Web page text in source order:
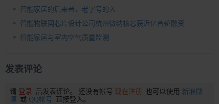
智能家居的后来者，老字号的入
智能物联网芯片设计公司杭州微纳核芯获近亿首轮融资
智能家居与室内空气质量监测
发表评论
请 登录 后发表评论。 还没有帐号 现在注册 也可以使用 新浪微
博 或 QQ帐号 直接登入。